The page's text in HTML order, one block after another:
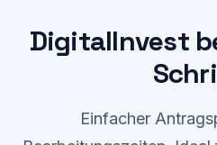
DigitalInvest
Einfacher